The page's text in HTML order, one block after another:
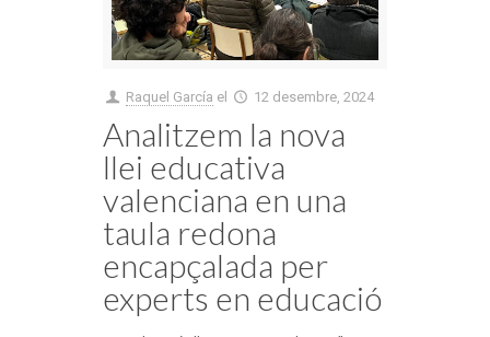
Raquel García el 12 desembre, 2024
Analitzem la nova
llei educativa
valenciana en una
taula redona
encapçalada per
experts en educació